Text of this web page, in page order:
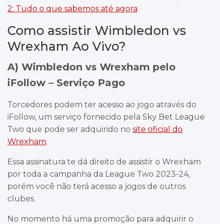
2: Tudo o que sabemos até agora
Como assistir Wimbledon vs
Wrexham Ao Vivo?
A) Wimbledon vs Wrexham pelo
iFollow – Serviço Pago
Torcedores podem ter acesso ao jogo através do
iFollow, um serviço fornecido pela Sky Bet League
Two que pode ser adquirido no site oficial do
Wrexham.
Essa assinatura te dá direito de assistir o Wrexham
por toda a campanha da League Two 2023-24,
porém você não terá acesso a jogos de outros
clubes.
No momento há uma promoção para adquirir o